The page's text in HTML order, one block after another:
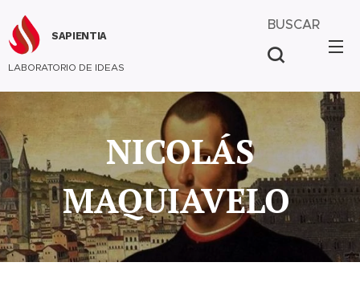
SAPIENTIA
LABORATORIO DE IDEAS
BUSCAR
NICOLÁS
MAQUIAVELO